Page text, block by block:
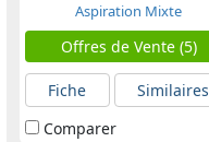
Aspiration Mixte
Offres de Vente (5)
Fiche
Similaires
Comparer